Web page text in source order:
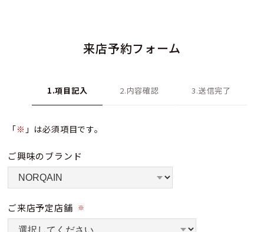
来店予約フォーム
1.項目記入 2.内容確認 3.送信完了
「※ 」は必須項目です。
ご興味のブランド
ご来店予定店舗 ※